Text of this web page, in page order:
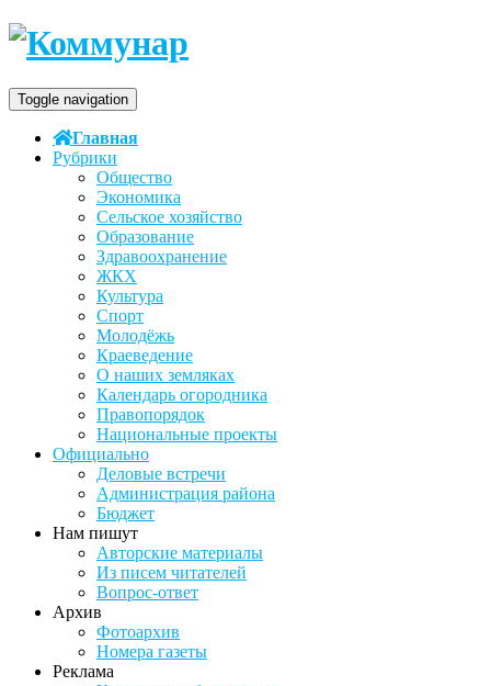
Toggle navigation
Главная
Рубрики
Общество
Экономика
Сельское хозяйство
Образование
Здравоохранение
ЖКХ
Культура
Спорт
Молодёжь
Краеведение
О наших земляках
Календарь огородника
Правопорядок
Национальные проекты
Официально
Деловые встречи
Администрация района
Бюджет
Нам пишут
Авторские материалы
Из писем читателей
Вопрос-ответ
Архив
Фотоархив
Номера газеты
Реклама